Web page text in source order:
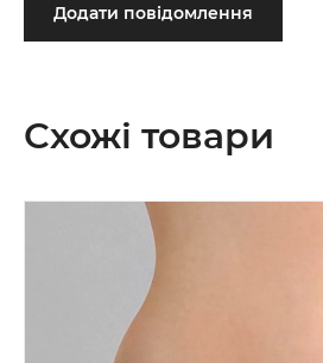
Додати повідомлення
Схожі товари